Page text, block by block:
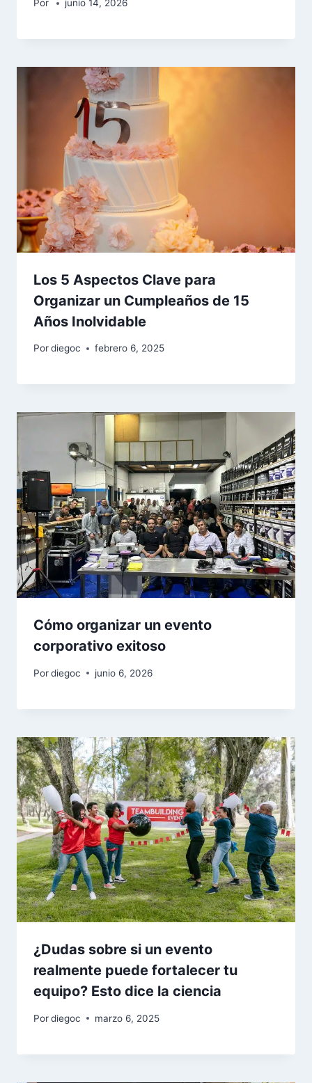
Por junio 14, 2026
Los 5 Aspectos Clave para
Organizar un Cumpleaños de 15
Años Inolvidable
Pordiegoc febrero 6, 2025
Cómo organizar un evento
corporativo exitoso
Pordiegoc junio 6, 2026
¿Dudas sobre si un evento
realmente puede fortalecer tu
equipo? Esto dice la ciencia
Pordiegoc marzo 6, 2025